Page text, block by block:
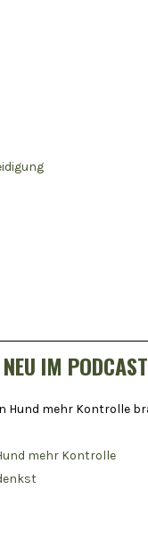
NEU IM PODCAST
mehr Kontrolle